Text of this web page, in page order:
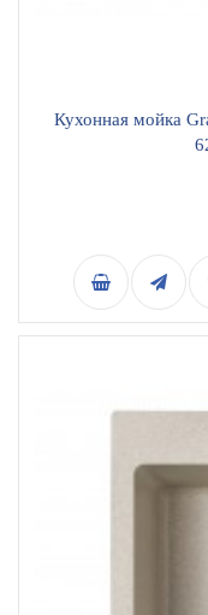
Кухонная мойка